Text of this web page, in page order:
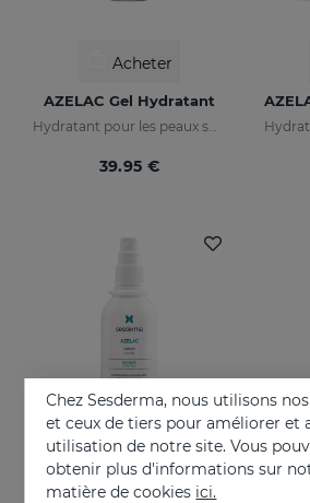
Acheter
AZELAC Gel Hydratant
Hydratant pour les peaux sujettes aux rougeurs, sensibles ou intolérantes
39.95 €
Acheter
Chez Sesderma, nous utilisons
et ceux de tiers pour améliorer et
utilisation de notre site. Vous
obtenir plus d'informations sur
matière de cookies ici.